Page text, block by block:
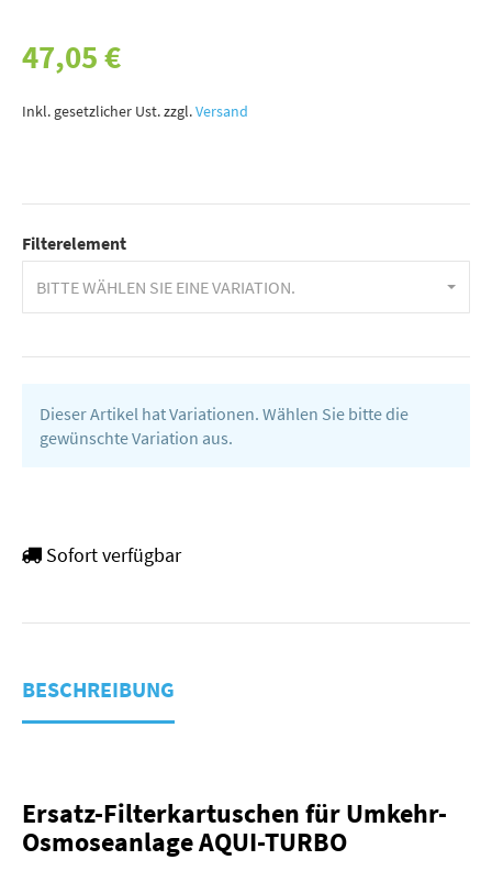
47,05 €
Inkl. gesetzlicher Ust. zzgl.Versand
Filterelement
BITTE WÄHLEN SIE EINE VARIATION.
Dieser Artikel hat Variationen. Wählen Sie bitte die
gewünschte Variation aus.
Sofort verfügbar
BESCHREIBUNG
Ersatz-Filterkartuschen für Umkehr-
Osmoseanlage AQUI-TURBO